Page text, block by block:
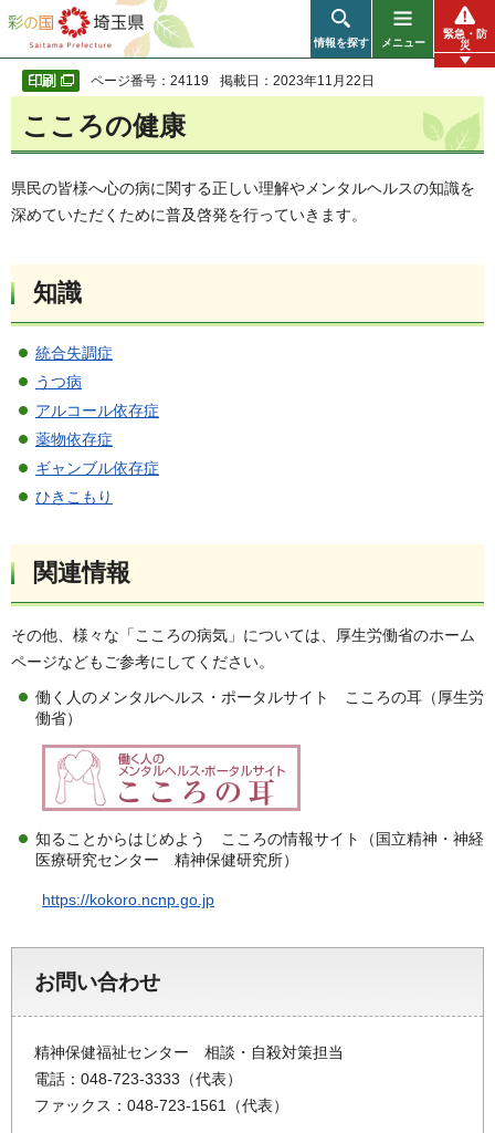
彩の国 埼玉県
情報を探す メニュー
緊急・防
災
ページ番号：24119 掲載日：2023年11月22日
こころの健康
県民の皆様へ心の病に関する正しい理解やメンタルヘルスの知識を
深めていただくために普及啓発を行っていきます。
知識
統合失調症
うつ病
アルコール依存症
薬物依存症
ギャンブル依存症
ひきこもり
関連情報
その他、様々な「こころの病気」については、厚生労働省のホーム
ページなどもご参考にしてください。
働く人のメンタルヘルス・ポータルサイト こころの耳（厚生労
働省）
知ることからはじめよう こころの情報サイト（国立精神・神経
医療研究センター 精神保健研究所）
https://kokoro.ncnp.go.jp
お問い合わせ
精神保健福祉センター 相談・自殺対策担当
電話：048-723-3333（代表）
ファックス：048-723-1561（代表）